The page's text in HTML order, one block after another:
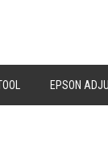
EPSON